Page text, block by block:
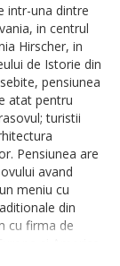
intr-una dintre
in centrul
Hirscher, in
de Istorie din
pensiunea
atat pentru
turistii
Pensiunea are
avand
meniu cu
din
cu firma de
si America.